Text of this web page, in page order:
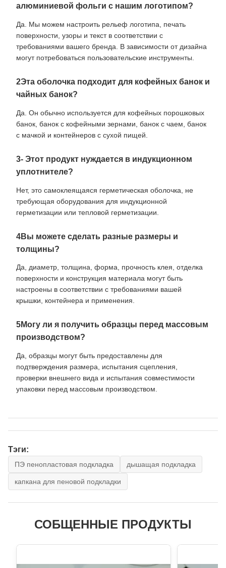
алюминиевой фольги с нашим логотипом?
Да. Мы можем настроить рельеф логотипа, печать
поверхности, узоры и текст в соответствии с
требованиями вашего бренда. В зависимости от дизайна
могут потребоваться пользовательские инструменты.
2Эта оболочка подходит для кофейных банок и
чайных банок?
Да. Он обычно используется для кофейных порошковых
банок, банок с кофейными зернами, банок с чаем, банок
с мачкой и контейнеров с сухой пищей.
3- Этот продукт нуждается в индукционном
уплотнителе?
Нет, это самоклеящаяся герметическая оболочка, не
требующая оборудования для индукционной
герметизации или тепловой герметизации.
4Вы можете сделать разные размеры и
толщины?
Да, диаметр, толщина, форма, прочность клея, отделка
поверхности и конструкция материала могут быть
настроены в соответствии с требованиями вашей
крышки, контейнера и применения.
5Могу ли я получить образцы перед массовым
производством?
Да, образцы могут быть предоставлены для
подтверждения размера, испытания сцепления,
проверки внешнего вида и испытания совместимости
упаковки перед массовым производством.
Тэги:
ПЭ пенопластовая подкладка дышащая подкладка
капкана для пеновой подкладки
СОБЩЕННЫЕ ПРОДУКТЫ